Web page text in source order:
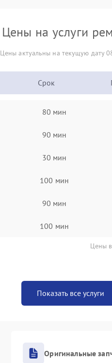
Цены на услуги
Цены актуальны на текущую дату
Срок
80 мин
90 мин
30 мин
100 мин
90 мин
100 мин
Цены
Показать все услуги
Оригинальные